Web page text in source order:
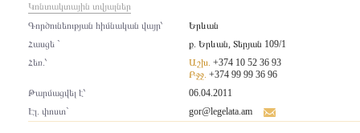
Կոնտակտային տվյալներ
Գործունեության հիմնական վայր՝
Երևան
Հասցե `
ք. Երևան, Տերյան 109/1
Հեռ.՝
Աշխ. +374 10 52 36 93
Բջջ. +374 99 99 36 96
Թարմացվել է՝
06.04.2011
Էլ. փոստ`
gor@legelata.am